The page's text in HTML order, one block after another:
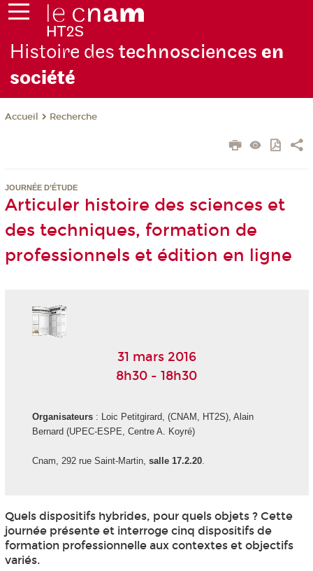
Histoire des technosciences en
société
Accueil Recherche
JOURNÉE D’ÉTUDE
Articuler histoire des sciences et
des techniques, formation de
professionnels et édition en ligne
31 mars 2016
8h30 - 18h30
Organisateurs: Loic Petitgirard, (CNAM, HT2S), Alain
Bernard (UPEC-ESPE, Centre A. Koyré)
Cnam, 292 rue Saint-Martin, salle 17.2.20.
Quels dispositifs hybrides, pour quels objets ? Cette
journée présente et interroge cinq dispositifs de
formation professionnelle aux contextes et objectifs
variés.